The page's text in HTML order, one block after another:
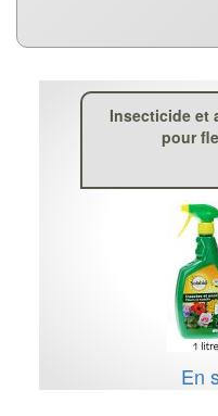
Insecticide et
pour
En